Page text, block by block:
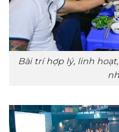
Bài trí hợp lý, linh